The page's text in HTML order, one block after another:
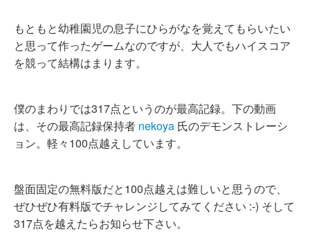
もともと幼稚園児の息子にひらがなを覚えてもらいたい
と思って作ったゲームなのですが、大人でもハイスコア
を競って結構はまります。
僕のまわりでは317点というのが最高記録。下の動画
は、その最高記録保持者 nekoya 氏のデモンストレーシ
ョン。軽々100点越えしています。
盤面固定の無料版だと100点越えは難しいと思うので、
ぜひぜひ有料版でチャレンジしてみてください :-) そして
317点を越えたらお知らせ下さい。